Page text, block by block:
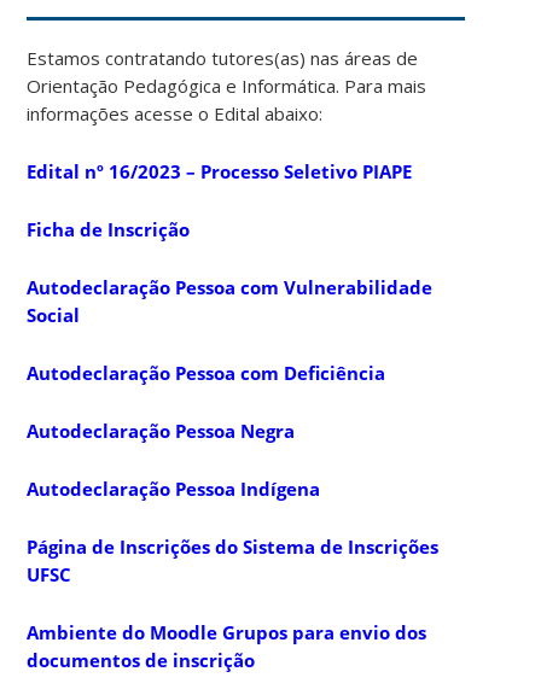
Estamos contratando tutores(as) nas áreas de
Orientação Pedagógica e Informática. Para mais
informações acesse o Edital abaixo:
Edital nº 16/2023 – Processo Seletivo PIAPE
Ficha de Inscrição
Autodeclaração Pessoa com Vulnerabilidade
Social
Autodeclaração Pessoa com Deficiência
Autodeclaração Pessoa Negra
Autodeclaração Pessoa Indígena
Página de Inscrições do Sistema de Inscrições
UFSC
Ambiente do Moodle Grupos para envio dos
documentos de inscrição